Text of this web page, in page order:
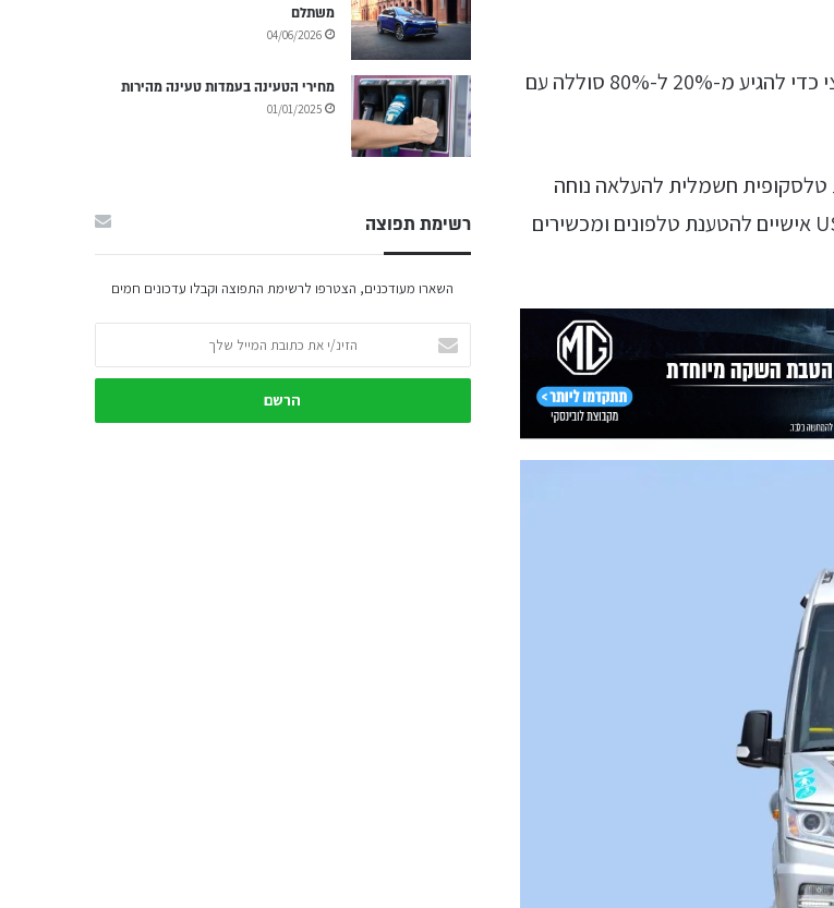
ל-80% סוללה עם
חשמלית להעלאה נוחה
ובטוחה של נוסעים עם מוגבלות, רצפה נמוכה לעלייה קלה, שקעי USB אישיים להטענת טלפונים ומכשירים
משתלם
04/06/2026
מחירי הטעינה בעמדות טעינה מהירות
01/01/2025
רשימת תפוצה
השארו מעודכנים, הצטרפו לרשימת התפוצה וקבלו עדכונים חמים
את
כתובת
שלך